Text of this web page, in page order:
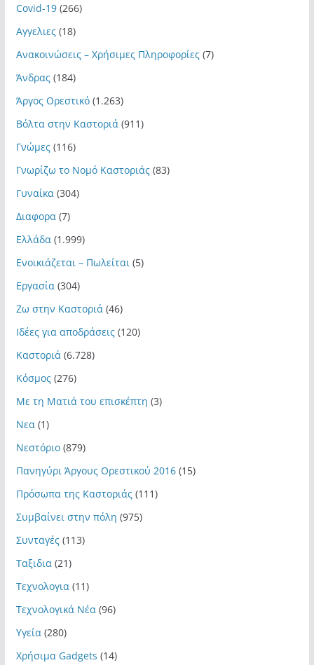
Covid-19(266)
Αγγελιες(18)
Ανακοινώσεις – Χρήσιμες Πληροφορίες(7)
Άνδρας(184)
Άργος Ορεστικό(1.263)
Βόλτα στην Καστοριά (911)
Γνώμες(116)
Γνωρίζω το Νομό Καστοριάς(83)
Γυναίκα (304)
Διαφορα (7)
Ελλάδα (1.999)
Ενοικιάζεται – Πωλείται (5)
Εργασία (304)
Ζω στην Καστοριά (46)
Ιδέες για αποδράσεις(120)
Καστοριά (6.728)
Κόσμος(276)
Με τη Ματιά του επισκέπτη (3)
Νεα (1)
Νεστόριο(879)
Πανηγύρι Άργους Ορεστικού 2016(15)
Πρόσωπα της Καστοριάς(111)
Συμβαίνει στην πόλη (975)
Συνταγές(113)
Ταξιδια (21)
Τεχνολογια (11)
Τεχνολογικά Νέα (96)
Υγεία (280)
Χρήσιμα Gadgets (14)